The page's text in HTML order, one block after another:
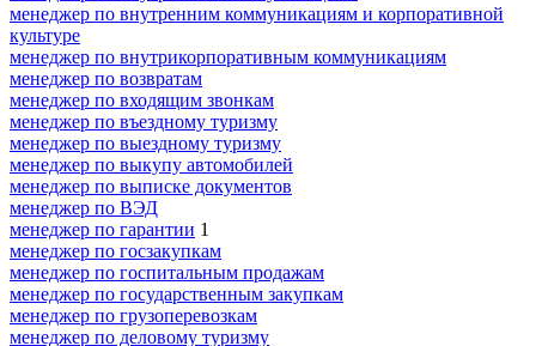
менеджер по внутренним коммуникациям и корпоративной
культуре
менеджер по внутрикорпоративным коммуникациям
менеджер по возвратам
менеджер по входящим звонкам
менеджер по въездному туризму
менеджер по выездному туризму
менеджер по выкупу автомобилей
менеджер по выписке документов
менеджер по ВЭД
менеджер по гарантии 1
менеджер по госзакупкам
менеджер по госпитальным продажам
менеджер по государственным закупкам
менеджер по грузоперевозкам
менеджер по деловому туризму